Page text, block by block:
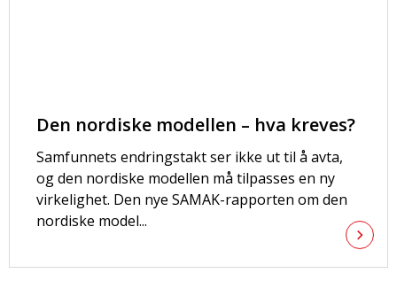
Den nordiske modellen – hva kreves?
Samfunnets endringstakt ser ikke ut til å avta,
og den nordiske modellen må tilpasses en ny
virkelighet. Den nye SAMAK-rapporten om den
nordiske model...